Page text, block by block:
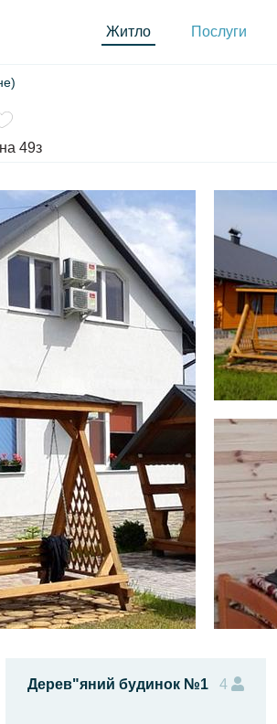
Житло Послуги
49з
Дерев"яний будинок №1 4